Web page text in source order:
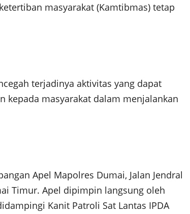
masyarakat (Kamtibmas) tetap
terjadinya aktivitas yang dapat
kepada masyarakat dalam menjalankan
Apel Mapolres Dumai, Jalan Jendral
Timur. Apel dipimpin langsung oleh
Kanit Patroli Sat Lantas IPDA